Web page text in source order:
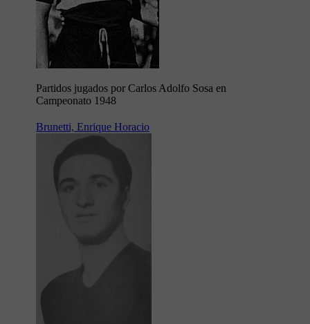
Partidos jugados por Carlos Adolfo Sosa en
Campeonato 1948
Brunetti, Enrique Horacio